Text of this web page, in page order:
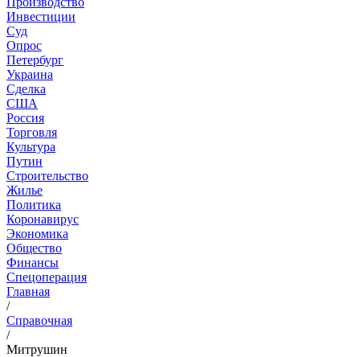
Инвестиции
Суд
Опрос
Петербург
Украина
Сделка
США
Россия
Торговля
Культура
Путин
Строительство
Жилье
Политика
Коронавирус
Экономика
Общество
Финансы
Спецоперация
Главная
/
Справочная
/
Митрушин